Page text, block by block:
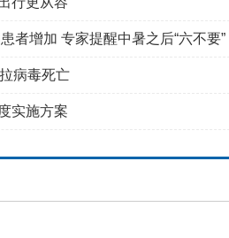
者增加 专家提醒中暑之后“六不要”
病毒死亡
实施方案